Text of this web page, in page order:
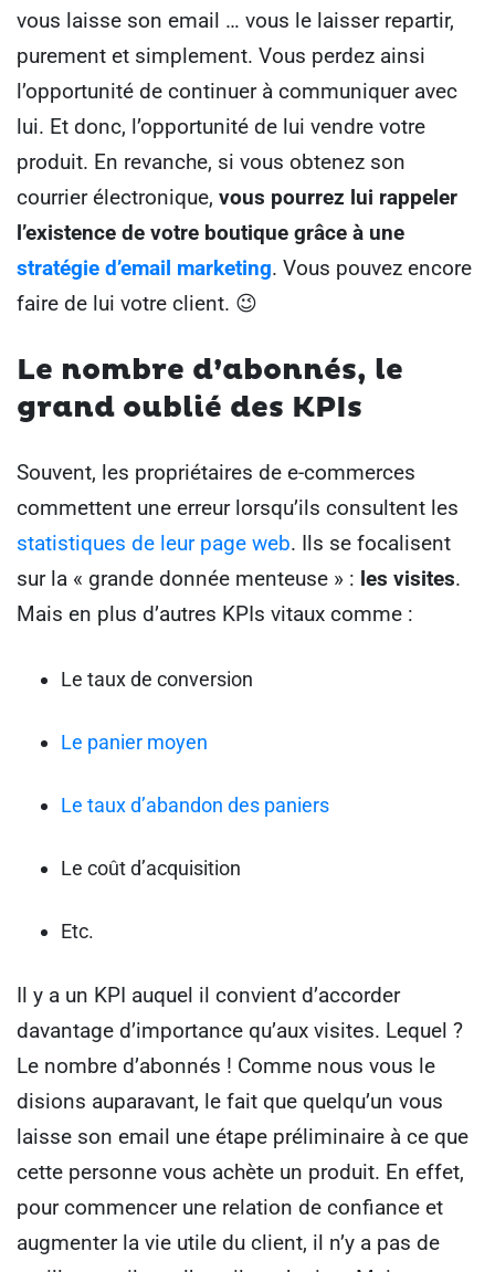
vous laisse son email … vous le laisser repartir,
purement et simplement. Vous perdez ainsi
l’opportunité de continuer à communiquer avec
lui. Et donc, l’opportunité de lui vendre votre
produit. En revanche, si vous obtenez son
courrier électronique, vous pourrez lui rappeler
l’existence de votre boutique grâce à une
stratégie d’email marketing. Vous pouvez encore
faire de lui votre client. 😉
Le nombre d’abonnés, le
grand oublié des KPIs
Souvent, les propriétaires de e-commerces
commettent une erreur lorsqu’ils consultent les
statistiques de leur page web. Ils se focalisent
sur la « grande donnée menteuse » : les visites.
Mais en plus d’autres KPIs vitaux comme :
Le taux de conversion
Le panier moyen
Le taux d’abandon des paniers
Le coût d’acquisition
Etc.
Il y a un KPI auquel il convient d’accorder
davantage d’importance qu’aux visites. Lequel ?
Le nombre d’abonnés ! Comme nous vous le
disions auparavant, le fait que quelqu’un vous
laisse son email une étape préliminaire à ce que
cette personne vous achète un produit. En effet,
pour commencer une relation de confiance et
augmenter la vie utile du client, il n’y a pas de